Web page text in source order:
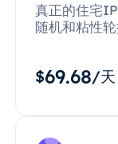
真正的住宅
随机和粘性轮
$69.68/天